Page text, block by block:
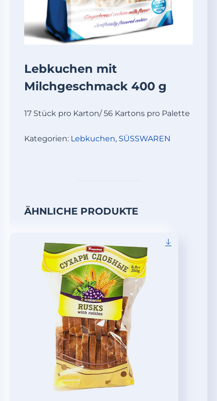
Lebkuchen mit
Milchgeschmack 400 g
17 Stück pro Karton/ 56 Kartons pro Palette
Kategorien: Lebkuchen, SÜSSWAREN
ÄHNLICHE PRODUKTE